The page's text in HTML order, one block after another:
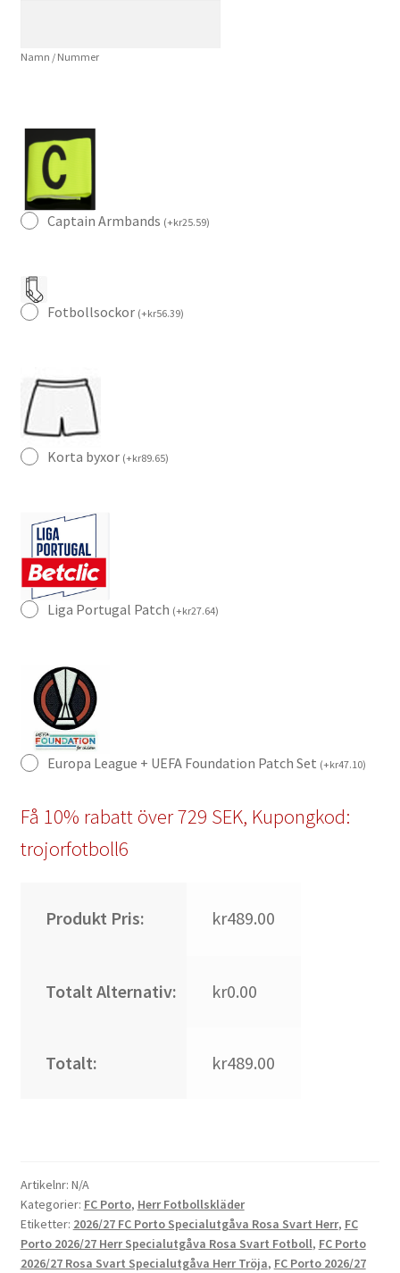
mängd
Namn / Nummer
Captain Armbands (+kr25.59)
Fotbollsockor (+kr56.39)
Korta byxor (+kr89.65)
Liga Portugal Patch (+kr27.64)
Europa League + UEFA Foundation Patch Set (+kr47.10)
Få 10% rabatt över 729 SEK, Kupongkod:
trojorfotboll6
Produkt Pris: kr489.00
Totalt Alternativ: kr0.00
Totalt: kr489.00
Artikelnr: N/A
Kategorier: FC Porto, Herr Fotbollskläder
Etiketter: 2026/27 FC Porto Specialutgåva Rosa Svart Herr, FC
Porto 2026/27 Herr Specialutgåva Rosa Svart Fotboll, FC Porto
2026/27 Rosa Svart Specialutgåva Herr Tröja, FC Porto 2026/27